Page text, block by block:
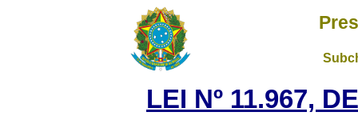
LEI Nº 11.967,